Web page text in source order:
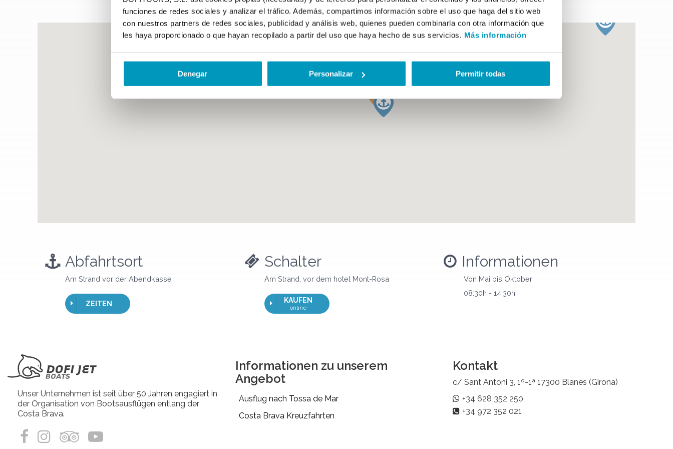
funciones de redes sociales y analizar el tráfico. Además, compartimos información sobre el uso que haga del sitio web
con nuestros partners de redes sociales, publicidad y análisis web, quienes pueden combinarla con otra información que
les haya proporcionado o que hayan recopilado a partir del uso que haya hecho de sus servicios. Más información
Denegar Personalizar Permitir todas
Abfahrtsort
Am Strand vor der Abendkasse
ZEITEN
Schalter
Am Strand, vor dem hotel Mont-Rosa
KAUFEN
online
Informationen
Von Mai bis Oktober
08:30h - 14:30h
Unser Unternehmen ist seit über 50 Jahren engagiert in
der Organisation von Bootsausflügen entlang der
Costa Brava.
Informationen zu unserem
Angebot
Ausflug nach Tossa de Mar
Costa Brava Kreuzfahrten
Kontakt
c/ Sant Antoni 3, 1º-1ª 17300 Blanes (Girona)
+34 628 352 250
+34 972 352 021